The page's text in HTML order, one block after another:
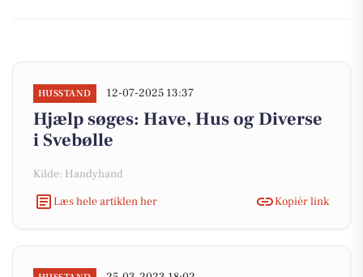
HUSSTAND 12-07-2025 13:37
Hjælp søges: Have, Hus og Diverse
i Svebølle
Kilde: Handyhand
Læs hele artiklen her
Kopiér link